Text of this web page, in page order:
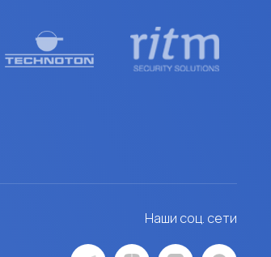
Наши соц. сети